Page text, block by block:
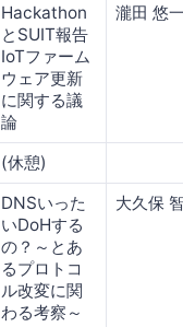
Hackathon
とSUIT報告
IoTファーム
ウェア更新
に関する議
論
瀧田 悠
(休憩)
DNSいった
いDoHする
の？～とあ
るプロトコ
ル改変に関
わる考察～
大久保